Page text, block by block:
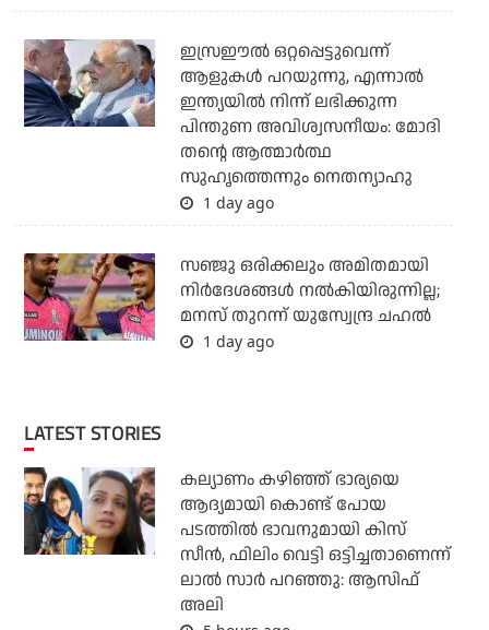
ഇസ്രഈല്‍ ഒറ്റപ്പെട്ടുവെന്ന്
ആളുകള്‍ പറയുന്നു, എന്നാല്‍
ഇന്ത്യയില്‍ നിന്ന് ലഭിക്കുന്ന
പിന്തുണ അവിശ്വസനീയം: മോദി
തന്റെ ആത്മാര്‍ത്ഥ
സുഹൃത്തെന്നും നെതന്യാഹു
1 day ago
സഞ്ജു ഒരിക്കലും അമിതമായി
നിര്‍ദേശങ്ങള്‍ നല്‍കിയിരുന്നില്ല;
മനസ് തുറന്ന് യുസ്വേന്ദ്ര ചഹല്‍
1 day ago
LATEST STORIES
കല്യാണം കഴിഞ്ഞ് ഭാര്യയെ
ആദ്യമായി കൊണ്ട് പോയ
പടത്തില്‍ ഭാവനുമായി കിസ്
സീന്‍, ഫിലിം വെട്ടി ഒട്ടിച്ചതാണെന്ന്
ലാല്‍ സാര്‍ പറഞ്ഞു: ആസിഫ്
അലി